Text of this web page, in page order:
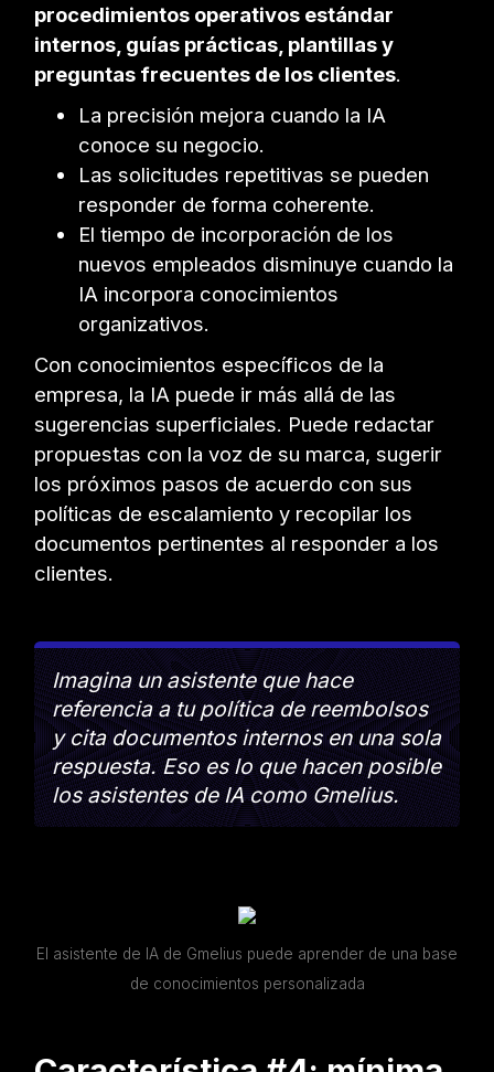
procedimientos operativos estándar
internos, guías prácticas, plantillas y
preguntas frecuentes de los clientes.
La precisión mejora cuando la IA
conoce su negocio.
Las solicitudes repetitivas se pueden
responder de forma coherente.
El tiempo de incorporación de los
nuevos empleados disminuye cuando la
IA incorpora conocimientos
organizativos.
Con conocimientos específicos de la
empresa, la IA puede ir más allá de las
sugerencias superficiales. Puede redactar
propuestas con la voz de su marca, sugerir
los próximos pasos de acuerdo con sus
políticas de escalamiento y recopilar los
documentos pertinentes al responder a los
clientes.
Imagina un asistente que hace
referencia a tu política de reembolsos
y cita documentos internos en una sola
respuesta. Eso es lo que hacen posible
los asistentes de IA como Gmelius.
El asistente de IA de Gmelius puede aprender de una base
de conocimientos personalizada